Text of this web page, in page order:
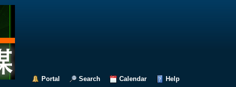
Portal Search Calendar Help